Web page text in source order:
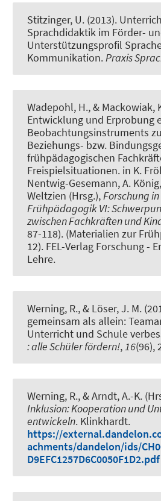
Stitzinger, U. (2013).
Sprachdidaktik im Förder-
Unterstützungsprofil
Kommunikation.Praxis
Wadepohl, H., & Mackowiak,
Entwicklung und Erprobung
Beobachtungsinstruments
Beziehungs- bzw.
frühpädagogischen
Freispielsituationen. in K.
Nentwig-Gesemann, A.
Weltzien (Hrsg.),Forschung
Frühpädagogik VI:
zwischen Fachkräften und
87-118). (Materialien zur
12). FEL-Verlag Forschung -
Lehre.
Werning, R., & Löser, J. M.
gemeinsam als allein:
Unterricht und Schule
: alle Schüler fördern!,16(96),
Werning, R., & Arndt, A.-K.
Inklusion: Kooperation und
entwickeln. Klinkhardt.
https://
achments/dandelon/ids/
D9EFC1257D6C0050F1D2.pdf